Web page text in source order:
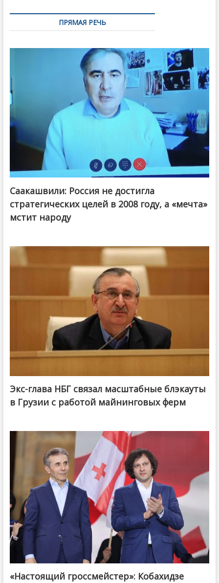
ПРЯМАЯ РЕЧЬ
Саакашвили: Россия не достигла
стратегических целей в 2008 году, а «мечта»
мстит народу
Экс-глава НБГ связал масштабные блэкауты
в Грузии с работой майнинговых ферм
@ქართული ოცნება / Georgian Dream
«Настоящий гроссмейстер»: Кобахидзе